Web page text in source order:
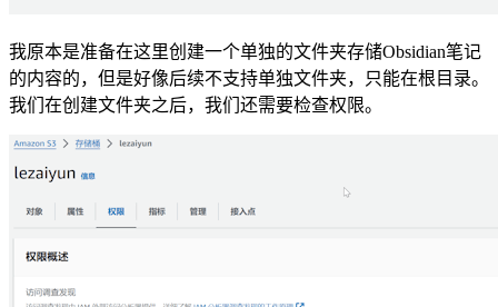
我原本是准备在这里创建一个单独的文件夹存储Obsidian笔记
的内容的，但是好像后续不支持单独文件夹，只能在根目录。
我们在创建文件夹之后，我们还需要检查权限。